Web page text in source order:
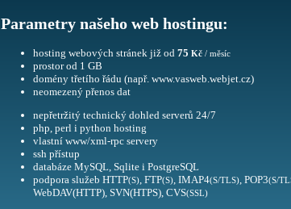
Parametry našeho web hostingu:
hosting webových stránek již od 75 Kč / měsíc
prostor od 1 GB
domény třetího řádu (např. www.vasweb.webjet.cz)
neomezený přenos dat
nepřetržitý technický dohled serverů 24/7
php, perl i python hosting
vlastní www/xml-rpc servery
ssh přístup
databáze MySQL, Sqlite i PostgreSQL
podpora služeb HTTP(S), FTP(S), IMAP4(S/TLS), POP3(S/
WebDAV(HTTP), SVN(HTPS), CVS(SSL)